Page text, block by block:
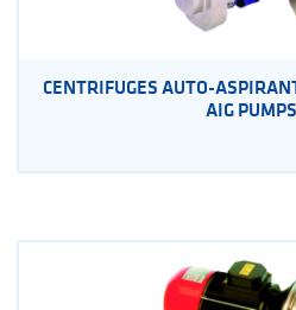
CENTRIFUGES AUTO-
AIG